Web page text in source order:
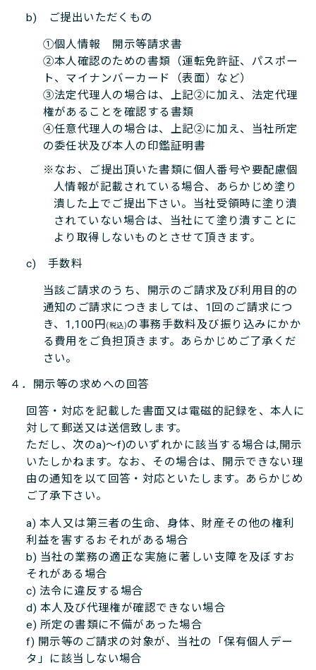
b) ご提出いただくもの
①個人情報 開示等請求書
②本人確認のための書類（運転免許証、パスポー
ト、マイナンバーカード（表面）など）
③法定代理人の場合は、上記②に加え、法定代理
権があることを確認する書類
④任意代理人の場合は、上記②に加え、当社所定
の委任状及び本人の印鑑証明書
※なお、ご提出頂いた書類に個人番号や要配慮個
人情報が記載されている場合、あらかじめ塗り
潰した上でご提出下さい。当社受領時に塗り潰
されていない場合は、当社にて塗り潰すことに
より取得しないものとさせて頂きます。
c) 手数料
当該ご請求のうち、開示のご請求及び利用目的の
通知のご請求につきましては、1回のご請求につ
き、1,100円 (税込)の事務手数料及び振り込みにかか
る費用をご負担頂きます。あらかじめご了承くだ
さい。
４．開示等の求めへの回答
回答・対応を記載した書面又は電磁的記録を、本人に
対して郵送又は送信致します。
ただし、次のa)～f)のいずれかに該当する場合は,開示
いたしかねます。なお、その場合は、開示できない理
由の通知を以て回答・対応といたします。あらかじめ
ご了承下さい。
a) 本人又は第三者の生命、身体、財産その他の権利
利益を害するおそれがある場合
b) 当社の業務の適正な実施に著しい支障を及ぼすお
それがある場合
c) 法令に違反する場合
d) 本人及び代理権が確認できない場合
e) 所定の書類に不備があった場合
f) 開示等のご請求の対象が、当社の「保有個人デー
タ」に該当しない場合